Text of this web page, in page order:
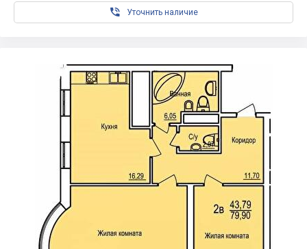
 Уточнить наличие